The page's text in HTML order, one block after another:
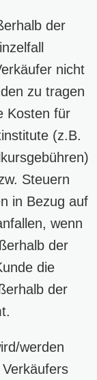
der
nicht
zu tragen
Kosten für
(z.B.
Steuern
in Bezug auf
wenn
der
die
der
werden